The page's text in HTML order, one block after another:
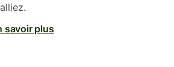
savoir plus